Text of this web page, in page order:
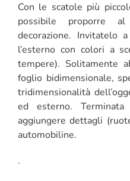
Con le scatole più
possibile proporre
decorazione. Invitatelo
l’esterno con colori a
tempere). Solitamente
foglio bidimensionale,
tridimensionalità
ed esterno.
aggiungere dettagli
automobiline.
.